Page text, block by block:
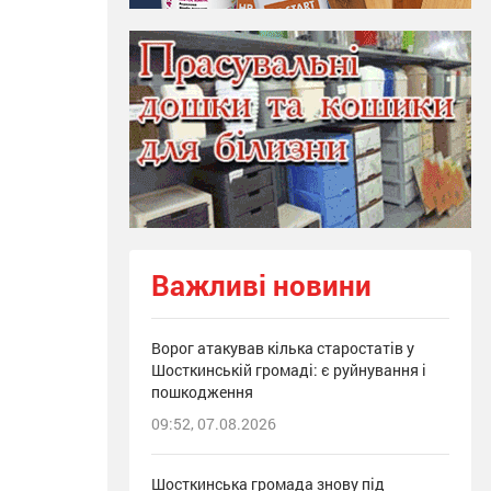
Важливі новини
Ворог атакував кілька старостатів у
Шосткинській громаді: є руйнування і
пошкодження
09:52, 07.08.2026
Шосткинська громада знову під